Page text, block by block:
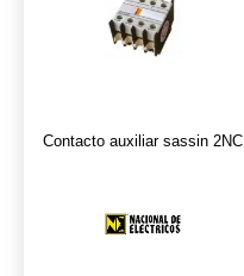
Contacto auxiliar sassin 2NC